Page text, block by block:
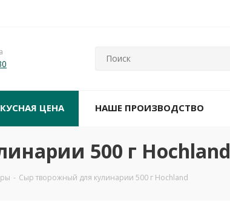
ЦЕНА НАШЕ ПРОИЗВОДСТВО
500 г Hochland
- Сыр творожный для кулинарии 500 г Hochland